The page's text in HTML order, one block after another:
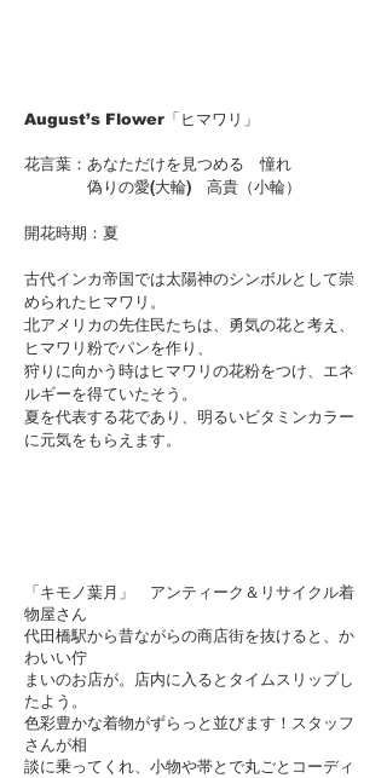
August’s Flower「ヒマワリ」
花言葉：あなただけを見つめる 憧れ
偽りの愛(大輪) 高貴（小輪）
開花時期：夏
古代インカ帝国では太陽神のシンボルとして崇
められたヒマワリ。
北アメリカの先住民たちは、勇気の花と考え、
ヒマワリ粉でパンを作り、
狩りに向かう時はヒマワリの花粉をつけ、エネ
ルギーを得ていたそう。
夏を代表する花であり、明るいビタミンカラー
に元気をもらえます。
「キモノ葉月」 アンティーク＆リサイクル着
物屋さん
代田橋駅から昔ながらの商店街を抜けると、か
わいい佇
まいのお店が。店内に入るとタイムスリップし
たよう。
色彩豊かな着物がずらっと並びます！スタッフ
さんが相
談に乗ってくれ、小物や帯とで丸ごとコーディ